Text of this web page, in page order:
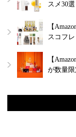
スメ30
【
スコフ
【
が数量